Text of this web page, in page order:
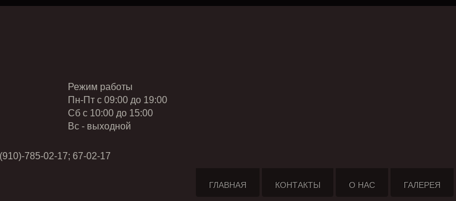
Режим работы
Пн-Пт с 09:00 до 19:00
Cб с 10:00 до 15:00
Вс - выходной
785-02-17; 67-02-17
ГЛАВНАЯ КОНТАКТЫ О НАС ГАЛЕРЕЯ